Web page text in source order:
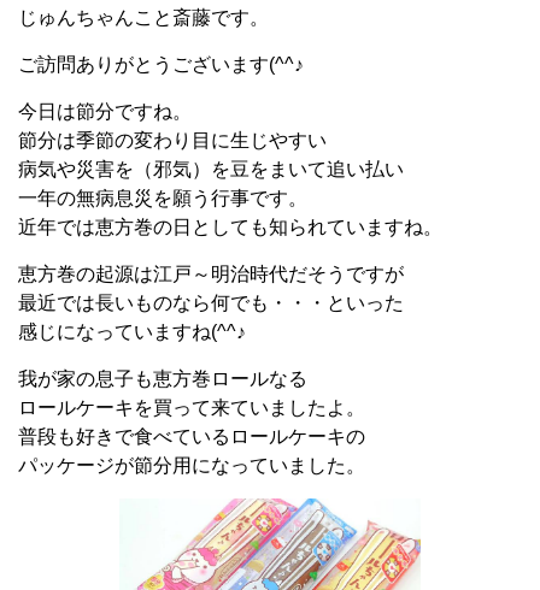
じゅんちゃんこと斎藤です。
ご訪問ありがとうございます(^^♪
今日は節分ですね。
節分は季節の変わり目に生じやすい
病気や災害を（邪気）を豆をまいて追い払い
一年の無病息災を願う行事です。
近年では恵方巻の日としても知られていますね。
恵方巻の起源は江戸～明治時代だそうですが
最近では長いものなら何でも・・・といった
感じになっていますね(^^♪
我が家の息子も恵方巻ロールなる
ロールケーキを買って来ていましたよ。
普段も好きで食べているロールケーキの
パッケージが節分用になっていました。